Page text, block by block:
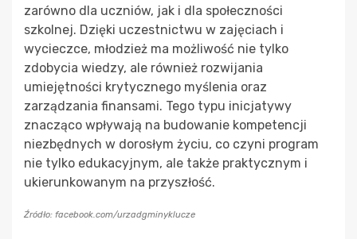
zarówno dla uczniów, jak i dla społeczności
szkolnej. Dzięki uczestnictwu w zajęciach i
wycieczce, młodzież ma możliwość nie tylko
zdobycia wiedzy, ale również rozwijania
umiejętności krytycznego myślenia oraz
zarządzania finansami. Tego typu inicjatywy
znacząco wpływają na budowanie kompetencji
niezbędnych w dorosłym życiu, co czyni program
nie tylko edukacyjnym, ale także praktycznym i
ukierunkowanym na przyszłość.
Źródło: facebook.com/urzadgminyklucze